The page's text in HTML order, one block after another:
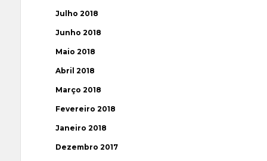
Julho 2018
Junho 2018
Maio 2018
Abril 2018
Março 2018
Fevereiro 2018
Janeiro 2018
Dezembro 2017